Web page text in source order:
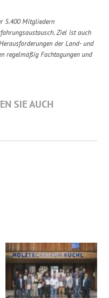
5.400 Mitgliedern
Ziel ist auch
der Land- und
regelmäßig Fachtagungen und
SIE AUCH